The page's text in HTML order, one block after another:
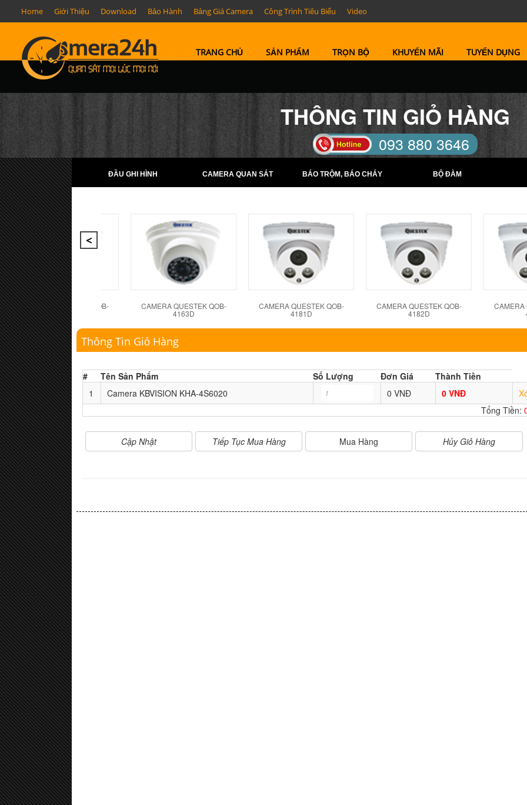
Home Giới Thiệu Download Bảo Hành Bảng Giá Camera Công Trình Tiêu Biểu Video
TRANG CHỦ SẢN PHẨM TRỌN BỘ KHUYẾN MÃI TUYỂN DỤNG
THÔNG TIN GIỎ HÀNG
093 880 3646
TELL: (0274) 6569422 -
(0274) 6569423
ĐẦU GHI HÌNH CAMERA QUAN SÁT BÁO TRỘM, BÁO CHÁY BỘ ĐÀM
CAMERA QUESTEK QOB-
4162D
CAMERA QUESTEK QOB-
4163D
CAMERA QUESTEK QOB-
4181D
CAMERA QUESTEK QOB-
4182D
CAMERA
Thông Tin Giỏ Hàng
# Tên Sản Phẩm Số Lượng Đơn Giá
Thành Tiền
1
Camera KBVISION KHA-4S6020 0 VNĐ 0 VNĐ
Tổng Tiền:
Mua Hàng